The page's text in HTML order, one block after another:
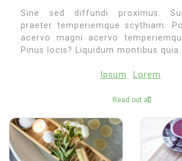
Sine sed diffundi proximus.
praeter temperiemque scythiam.
acervo magni acervo
Pinus locis? Liquidum montibus
Ipsum Lorem
Read out all